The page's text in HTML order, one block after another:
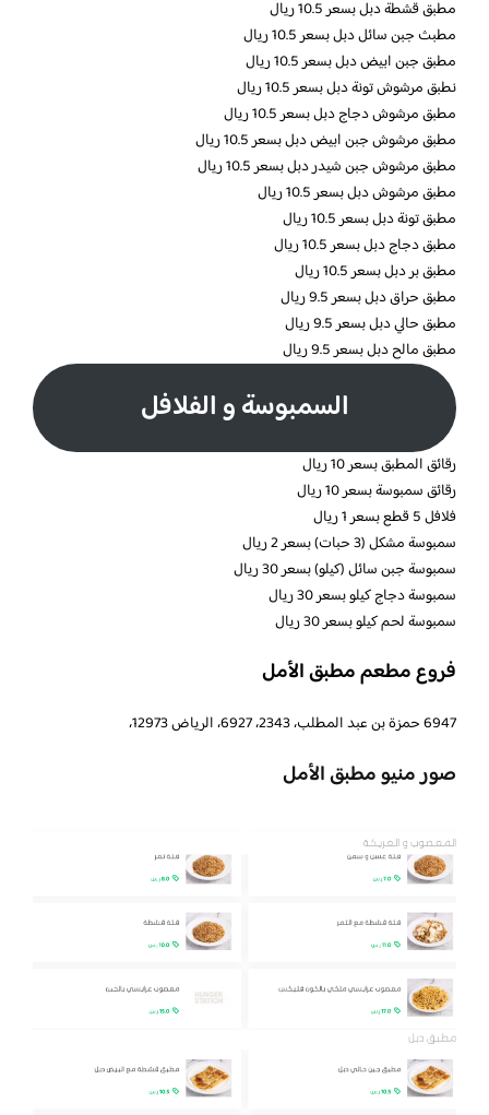
مطبق قشطة دبل بسعر 10.5 ريال
مطبث جبن سائل دبل بسعر 10.5 ريال
مطبق جبن ابيض دبل بسعر 10.5 ريال
نطبق مرشوش تونة دبل بسعر 10.5 ريال
مطبق مرشوش دجاج دبل بسعر 10.5 ريال
مطبق مرشوش جبن ابيض دبل بسعر 10.5 ريال
مطبق مرشوش جبن شيدر دبل بسعر 10.5 ريال
مطبق مرشوش دبل بسعر 10.5 ريال
مطبق تونة دبل بسعر 10.5 ريال
مطبق دجاج دبل بسعر 10.5 ريال
مطبق بر دبل بسعر 10.5 ريال
مطبق حراق دبل بسعر 9.5 ريال
مطبق حالي دبل بسعر 9.5 ريال
مطبق مالح دبل بسعر 9.5 ريال
السمبوسة و الفلافل
رقائق المطبق بسعر 10 ريال
رقائق سمبوسة بسعر 10 ريال
فلافل 5 قطع بسعر 1 ريال
سمبوسة مشكل (3 حبات) بسعر 2 ريال
سمبوسة جبن سائل (كيلو) بسعر 30 ريال
سمبوسة دجاج كيلو بسعر 30 ريال
سمبوسة لحم كيلو بسعر 30 ريال
فروع مطعم مطبق الأمل
6947 حمزة بن عبد المطلب، 2343، 6927، الرياض 12973،
صور منيو مطبق الأمل